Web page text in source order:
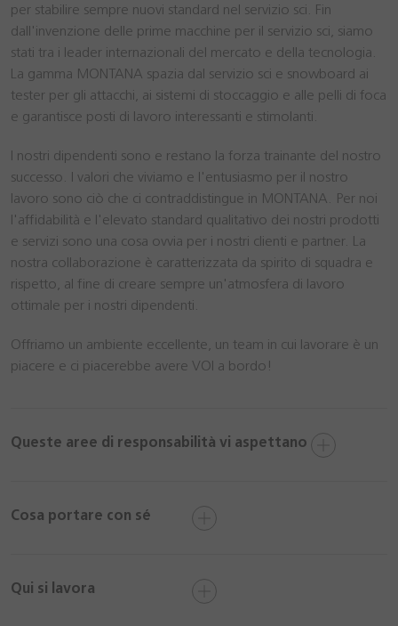
per stabilire sempre nuovi standard nel servizio sci. Fin
dall'invenzione delle prime macchine per il servizio sci, siamo
stati tra i leader internazionali del mercato e della tecnologia.
La gamma MONTANA spazia dal servizio sci e snowboard ai
tester per gli attacchi, ai sistemi di stoccaggio e alle pelli di foca
e garantisce posti di lavoro interessanti e stimolanti.
I nostri dipendenti sono e restano la forza trainante del nostro
successo. I valori che viviamo e l'entusiasmo per il nostro
lavoro sono ciò che ci contraddistingue in MONTANA. Per noi
l'affidabilità e l'elevato standard qualitativo dei nostri prodotti
e servizi sono una cosa ovvia per i nostri clienti e partner. La
nostra collaborazione è caratterizzata da spirito di squadra e
rispetto, al fine di creare sempre un'atmosfera di lavoro
ottimale per i nostri dipendenti.
Offriamo un ambiente eccellente, un team in cui lavorare è un
piacere e ci piacerebbe avere VOI a bordo!
Queste aree di responsabilità vi aspettano
Cosa portare con sé
Qui si lavora